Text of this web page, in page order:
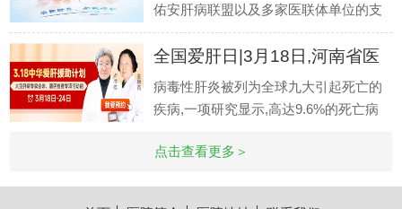
佑安肝病联盟以及多家医联体单位的支
持下,在乙肝临床治愈专病门诊稳定推进
的同时
全国爱肝日|3月18日,河南省医
药院
病毒性肝炎被列为全球九大引起死亡的
疾病,一项研究显示,高达9.6%的死亡病
肝炎引起
点击查看更多＞